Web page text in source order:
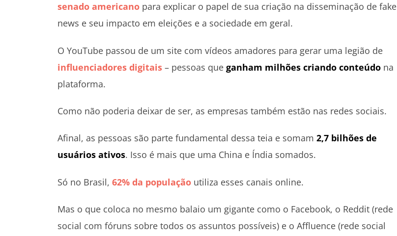
senado americano para explicar o papel de sua criação na disseminação de fake
news e seu impacto em eleições e a sociedade em geral.
O YouTube passou de um site com vídeos amadores para gerar uma legião de
influenciadores digitais – pessoas que ganham milhões criando conteúdo na
plataforma.
Como não poderia deixar de ser, as empresas também estão nas redes sociais.
Afinal, as pessoas são parte fundamental dessa teia e somam 2,7 bilhões de
usuários ativos. Isso é mais que uma China e Índia somados.
Só no Brasil, 62% da população utiliza esses canais online.
Mas o que coloca no mesmo balaio um gigante como o Facebook, o Reddit (rede
social com fóruns sobre todos os assuntos possíveis) e o Affluence (rede social